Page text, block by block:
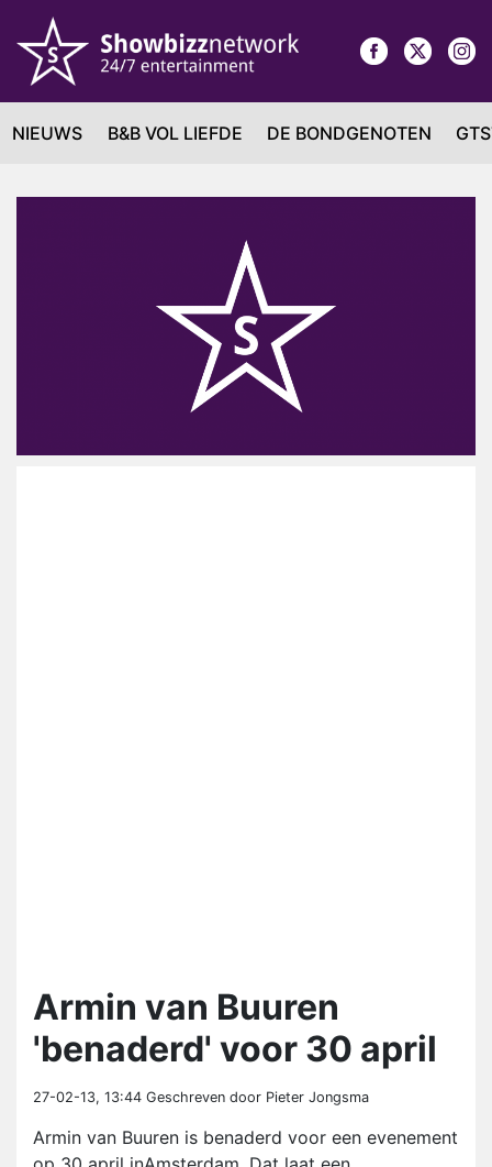
NIEUWS B&B VOL LIEFDE DE BONDGENOTEN
Armin van Buuren
'benaderd' voor 30 april
27-02-13, 13:44 Geschreven door Pieter Jongsma
Armin van Buuren is benaderd voor een evenement